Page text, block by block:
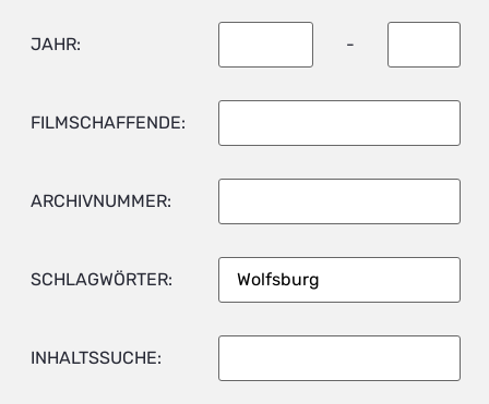
JAHR: -
FILMSCHAFFENDE:
ARCHIVNUMMER:
SCHLAGWÖRTER:
INHALTSSUCHE: